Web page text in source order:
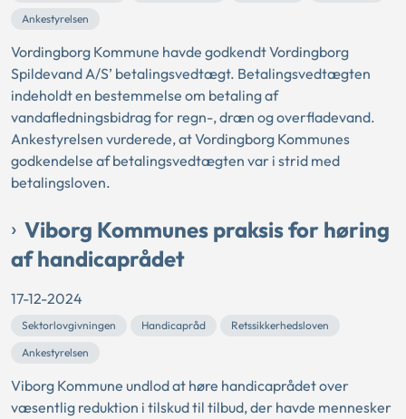
Ankestyrelsen
Vordingborg Kommune havde godkendt Vordingborg
Spildevand A/S’ betalingsvedtægt. Betalingsvedtægten
indeholdt en bestemmelse om betaling af
vandafledningsbidrag for regn-, dræn og overfladevand.
Ankestyrelsen vurderede, at Vordingborg Kommunes
godkendelse af betalingsvedtægten var i strid med
betalingsloven.
Viborg Kommunes praksis for høring
af handicaprådet
17-12-2024
Sektorlovgivningen Handicapråd
Retssikkerhedsloven
Ankestyrelsen
Viborg Kommune undlod at høre handicaprådet over
væsentlig reduktion i tilskud til tilbud, der havde mennesker